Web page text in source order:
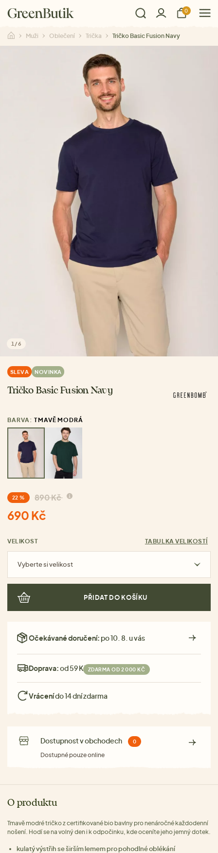
0
Muži Oblečení Trička Tričko Basic Fusion Navy
1 /6
SLEVA NOVINKA
Tričko Basic Fusion Navy
BARVA: TMAVĚ MODRÁ
22 % 890 Kč
690 Kč
VELIKOST TABULKA VELIKOSTÍ
Vyberte si velikost
PŘIDAT DO KOŠÍKU
Očekávané doručení: po 10. 8. u vás
Doprava:od 59 Kč ZDARMA OD 2 000 KČ
Vrácenído 14 dní zdarma
Dostupnost v obchodech 0
Dostupné pouze online
O produktu
Tmavě modré tričko z certifikované bio bavlny pro nenáročné každodenní
nošení. Hodí se na volný den i k odpočinku, kde oceníte jeho jemný dotek.
kulatý výstřih se širším lemem pro pohodlné oblékání